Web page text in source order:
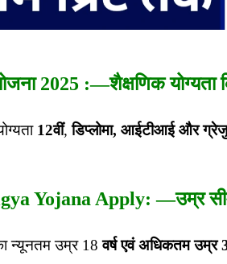
2025 :—शैक्षणिक योग्यता
12वीं,डिप्लोमा, आईटीआई और
Yojana Apply: —उम्र सीमा
न्यूनतम उम्र 18 वर्ष एवं अधिकतम उम्र